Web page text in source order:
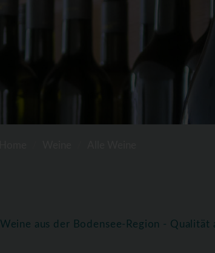
Weine aus der Bodensee-Region - Qualität